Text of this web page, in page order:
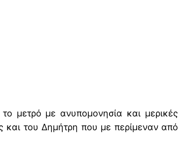
μετρό με ανυπομονησία και μερικές
και του Δημήτρη που με περίμεναν από